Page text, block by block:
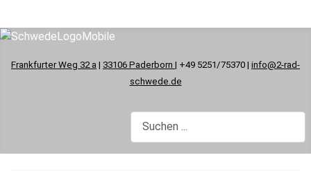
Frankfurter Weg 32 a | 33106 Paderborn | +49 5251/75370 | info@2-rad-
schwede.de